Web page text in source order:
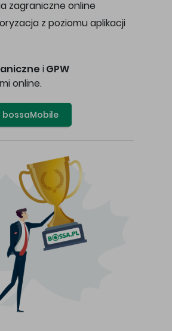
zagraniczne online
z poziomu aplikacji
i GPW
online.
bossaMobile